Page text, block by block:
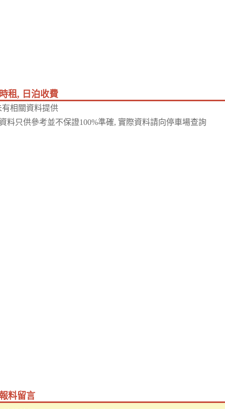
租, 日泊收費
有相關資料提供
料只供參考並不保證100%準確, 實際資料請向停車場查詢
料留言